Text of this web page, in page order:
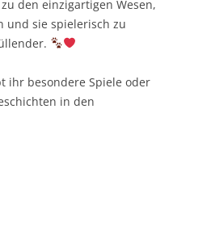
den einzigartigen Wesen,
und sie spielerisch zu
ihr besondere Spiele oder
in den